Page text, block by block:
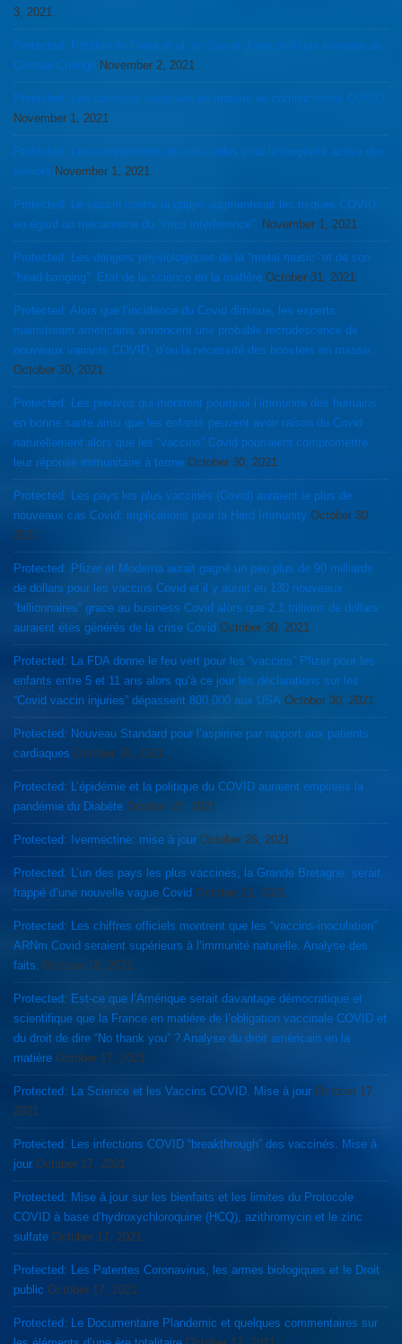
3, 2021
Protected: Pétition de Greta et al, en faveur d’une politique sérieuse du
Climate Change November 2, 2021
Protected: Les carences décisives en matière de complications COVID
November 1, 2021
Protected: Les compléments les plus utiles pour la longévité active des
séniors November 1, 2021
Protected: Le vaccin contre la grippe augmenterait les risques COVID
eu égard au mécanisme du “virus interference”. November 1, 2021
Protected: Les dangers physiologiques de la “metal music” et de son
“head-banging”. État de la science en la matière October 31, 2021
Protected: Alors que l’incidence du Covid diminue, les experts
mainstream américains annoncent une probable recrudescence de
nouveaux variants COVID, d’ou la nécessité des boosters en masse.
October 30, 2021
Protected: Les preuves qui montrent pourquoi l’immunité des humains
en bonne santé ainsi que les enfants peuvent avoir raison du Covid
naturellement alors que les “vaccins” Covid pourraient compromettre
leur réponse immunitaire à terme October 30, 2021
Protected: Les pays les plus vaccinés (Covid) auraient le plus de
nouveaux cas Covid: implications pour la Herd Immunity October 30,
2021
Protected: Pfizer et Moderna aurait gagné un peu plus de 90 milliards
de dollars pour les vaccins Covid et il y aurait eu 130 nouveaux
“billionnaires” grace au business Covid alors que 2.1 trillions de dollars
auraient étés générés de la crise Covid October 30, 2021
Protected: La FDA donne le feu vert pour les “vaccins” Pfizer pour les
enfants entre 5 et 11 ans alors qu’à ce jour les déclarations sur les
“Covid vaccin injuries” dépassent 800,000 aux USA October 30, 2021
Protected: Nouveau Standard pour l’aspirine par rapport aux patients
cardiaques October 30, 2021
Protected: L’épidémie et la politique du COVID auraient empirées la
pandémie du Diabète October 27, 2021
Protected: Ivermectine: mise à jour October 26, 2021
Protected: L’un des pays les plus vaccinés, la Grande Bretagne, serait
frappé d’une nouvelle vague Covid October 21, 2021
Protected: Les chiffres officiels montrent que les “vaccins-inoculation”
ARNm Covid seraient supérieurs à l’immunité naturelle. Analyse des
faits.
October 18, 2021
Protected: Est-ce que l’Amérique serait davantage démocratique et
scientifique que la France en matière de l’obligation vaccinale COVID et
du droit de dire “No thank you” ? Analyse du droit américain en la
matière October 17, 2021
Protected: La Science et les Vaccins COVID. Mise à jour October 17,
2021
Protected: Les infections COVID “breakthrough” des vaccinés. Mise à
jour October 17, 2021
Protected: Mise à jour sur les bienfaits et les limites du Protocole
COVID à base d’hydroxychloroquine (HCQ), azithromycin et le zinc
sulfate October 17, 2021
Protected: Les Patentes Coronavirus, les armes biologiques et le Droit
public October 17, 2021
Protected: Le Documentaire Plandemic et quelques commentaires sur